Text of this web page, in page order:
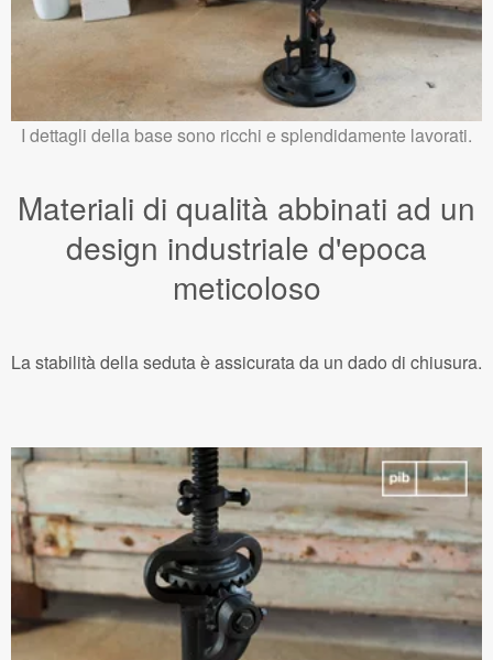
I dettagli della base sono ricchi e splendidamente lavorati.
Materiali di qualità abbinati ad un
design industriale d'epoca
meticoloso
La stabilità della seduta è assicurata da un dado di chiusura.